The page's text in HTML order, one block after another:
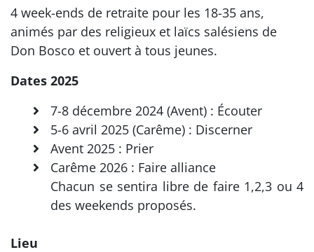
4 week-ends de retraite pour les 18-35 ans,
animés par des religieux et laïcs salésiens de
Don Bosco et ouvert à tous jeunes.
Dates 2025
7-8 décembre 2024 (Avent) : Écouter
5-6 avril 2025 (Carême) : Discerner
Avent 2025 : Prier
Carême 2026 : Faire alliance
Chacun se sentira libre de faire 1,2,3 ou 4
des weekends proposés.
Lieu